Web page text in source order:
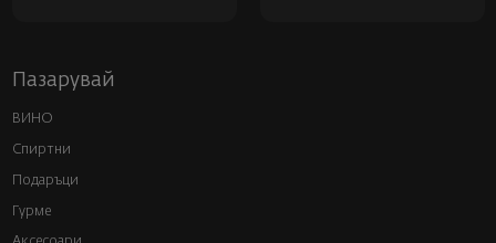
Пазарувай
ВИНО
Спиртни
Подаръци
Гурме